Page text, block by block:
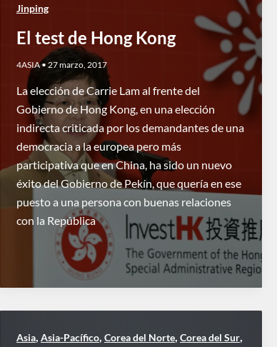
Jinping
El test de Hong Kong
4ASIA• 27 marzo, 2017
La elección de Carrie Lam al frente del
Gobierno de Hong Kong, en una elección
indirecta criticada por los demandantes de una
democracia a la europea pero más
participativa que en China, ha sido un nuevo
éxito del Gobierno de Pekín, que quería en ese
puesto a una persona con buenas relaciones
con la República
Asia, Asia-Pacífico, Corea del Norte, Corea del Sur,